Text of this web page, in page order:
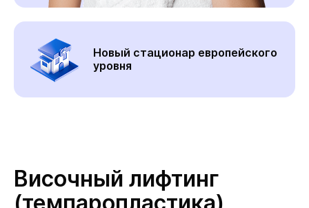
Новый стационар европейского
уровня
Височный лифтинг